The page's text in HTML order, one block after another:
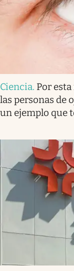
Ciencia. Por
las personas de
un ejemplo que